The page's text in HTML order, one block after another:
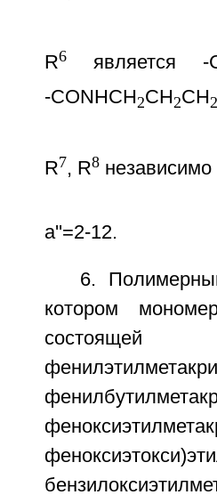
R6является -
-СONHCH2СН2СН2
R7, R8
a''=2-12.
6.
котором
состоящей